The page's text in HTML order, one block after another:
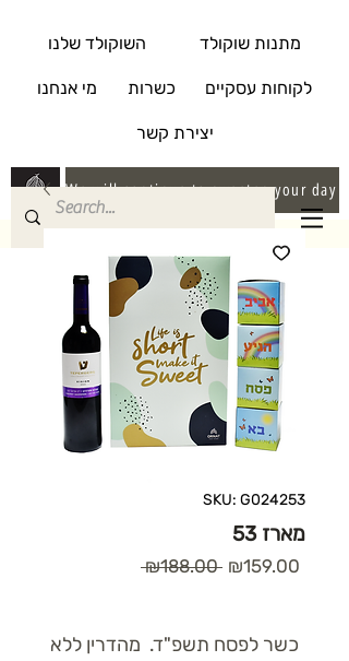
מתנות שוקולד השוקולד שלנו
לקוחות עסקיים כשרות מי אנחנו
יצירת קשר
We will continue to sweeten your day
SKU: G024253
מארז 53
₪188.00 Regular
₪159.00
כשר לפסח תשפ"ד. מהדרין ללא